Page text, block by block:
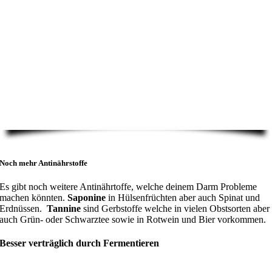
Noch mehr Antinährstoffe
Es gibt noch weitere Antinährtoffe, welche deinem Darm Probleme
machen könnten.Saponine in Hülsenfrüchten aber auch Spinat und
Erdnüssen.Tannine sind Gerbstoffe welche in vielen Obstsorten aber
auch Grün- oder Schwarztee sowie in Rotwein und Bier vorkommen.
Besser verträglich durch Fermentieren